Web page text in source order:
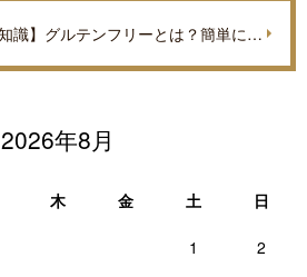
【ボディメイク｜食事知識】グルテンフリーとは？簡単に解説
2026年8月
木 金 土 日
1 2